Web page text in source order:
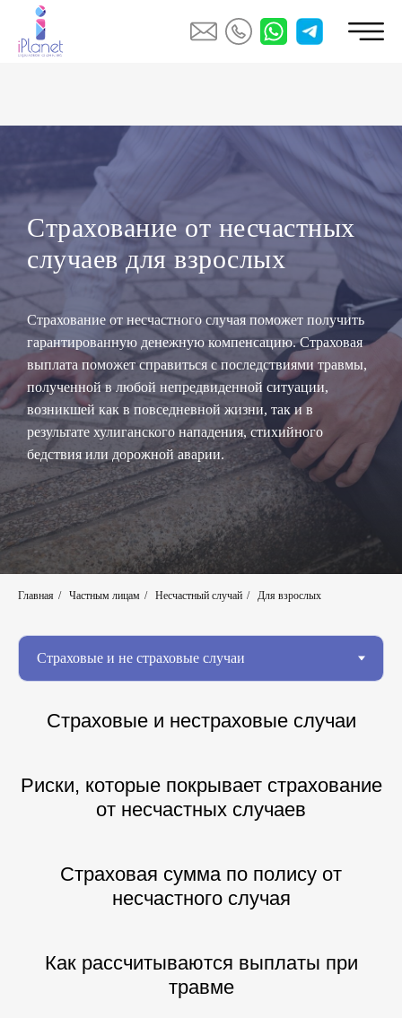
Страхование от несчастных
случаев для взрослых
Страхование от несчастного случая поможет получить
гарантированную денежную компенсацию. Страховая
выплата поможет справиться с последствиями травмы,
полученной в любой непредвиденной ситуации,
возникшей как в повседневной жизни, так и в
результате хулиганского нападения, стихийного
бедствия или дорожной аварии.
Главная / Частным лицам / Несчастный случай / Для взрослых
Страховые и нестраховые случаи
Риски, которые покрывает страхование
от несчастных случаев
Страховая сумма по полису от
несчастного случая
Как рассчитываются выплаты при
травме